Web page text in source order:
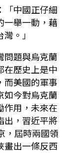
「中國正仔細
一舉一動，藉
。」
問題與烏克蘭
在歷史上是中
而美國的軍事
如今對烏克蘭
作用，未來在
出，習近平將
，屆時兩國領
畫出一條反西